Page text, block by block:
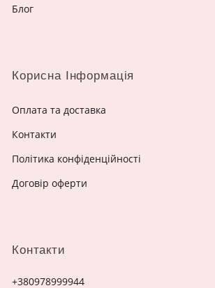
Контакти
+380978999944
Блог
Корисна Інформація
Оплата та доставка
Контакти
Політика конфіденційності
Договір оферти